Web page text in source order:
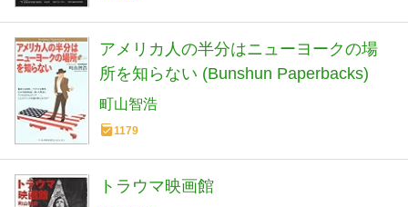
アメリカ人の半分はニューヨークの場
所を知らない (Bunshun Paperbacks)
町山智浩
1179
トラウマ映画館